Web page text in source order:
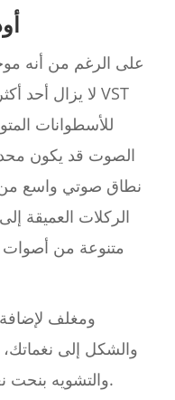
على الرغم من أنه
للأسطوانات
الصوت قد يكون
نطاق صوتي واسع من
الركلات العميقة
متنوعة من أصوات
والشكل إلى
والتشويه بنحت نغمات كل أسطوانة بشكل أكبر.